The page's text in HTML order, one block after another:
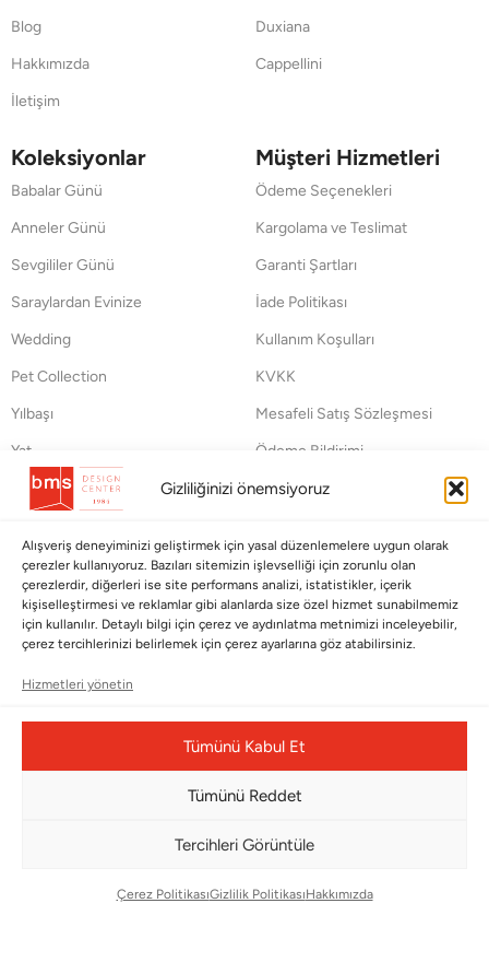
Gizliliğinizi önemsiyoruz
Alışveriş deneyiminizi geliştirmek için yasal düzenlemelere uygun olarak
çerezler kullanıyoruz. Bazıları sitemizin işlevselliği için zorunlu olan
çerezlerdir, diğerleri ise site performans analizi, istatistikler, içerik
kişiselleştirmesi ve reklamlar gibi alanlarda size özel hizmet sunabilmemiz
için kullanılır. Detaylı bilgi için çerez ve aydınlatma metnimizi inceleyebilir,
çerez tercihlerinizi belirlemek için çerez ayarlarına göz atabilirsiniz.
Hizmetleri yönetin
Tümünü Kabul Et
Tümünü Reddet
Tercihleri Görüntüle
Çerez PolitikasıGizlilik PolitikasıHakkımızda
Blog
Hakkımızda
İletişim
Duxiana
Cappellini
Koleksiyonlar
Babalar Günü
Anneler Günü
Sevgililer Günü
Saraylardan Evinize
Wedding
Pet Collection
Yılbaşı
Yat
Müşteri Hizmetleri
Ödeme Seçenekleri
Kargolama ve Teslimat
Garanti Şartları
İade Politikası
Kullanım Koşulları
KVKK
Mesafeli Satış Sözleşmesi
Ödeme Bildirimi
Hata Bildirim Formu
BÜLTENİMİZE ABONE OLUN
Kayıt olun ve fırsatlardan ilk siz yararlanın!
Bültenimize Abone Olun